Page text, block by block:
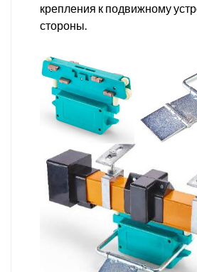
крепления к подвижному
стороны.